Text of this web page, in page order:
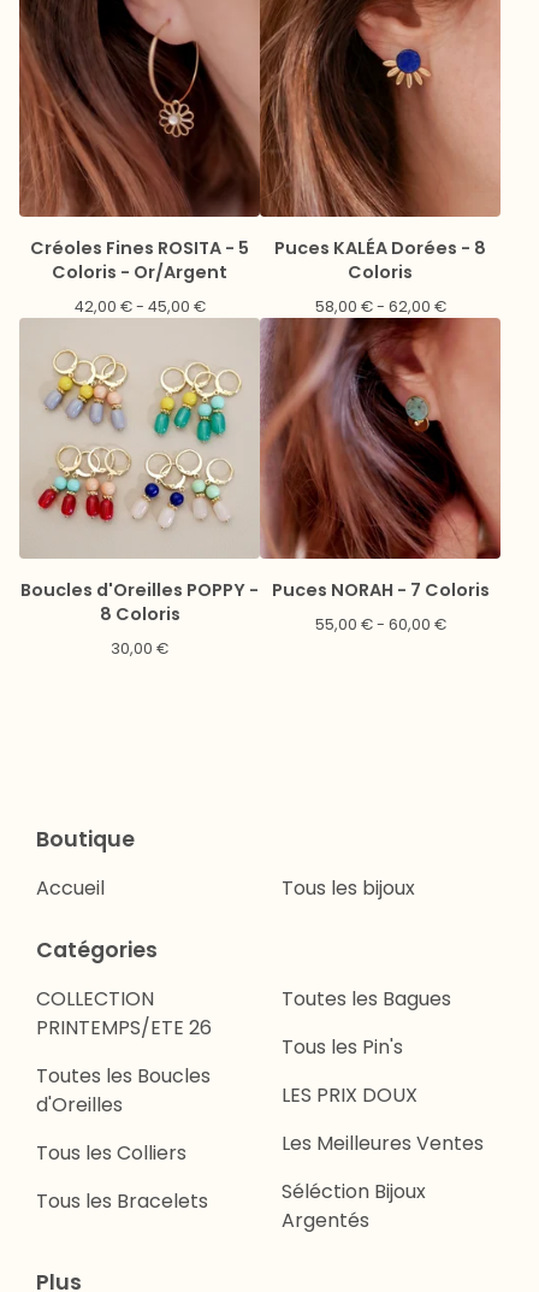
Créoles Fines ROSITA - 5
Coloris - Or/Argent
42,00 €- 45,00 €
Puces KALÉA Dorées - 8
Coloris
58,00 €- 62,00 €
Boucles d'Oreilles POPPY -
8 Coloris
30,00 €
Puces NORAH - 7 Coloris
55,00 €- 60,00 €
Boutique
Accueil Tous les bijoux
Catégories
COLLECTION
PRINTEMPS/ETE 26
Toutes les Boucles
d'Oreilles
Tous les Colliers
Tous les Bracelets
Toutes les Bagues
Tous les Pin's
LES PRIX DOUX
Les Meilleures Ventes
Séléction Bijoux
Argentés
Plus